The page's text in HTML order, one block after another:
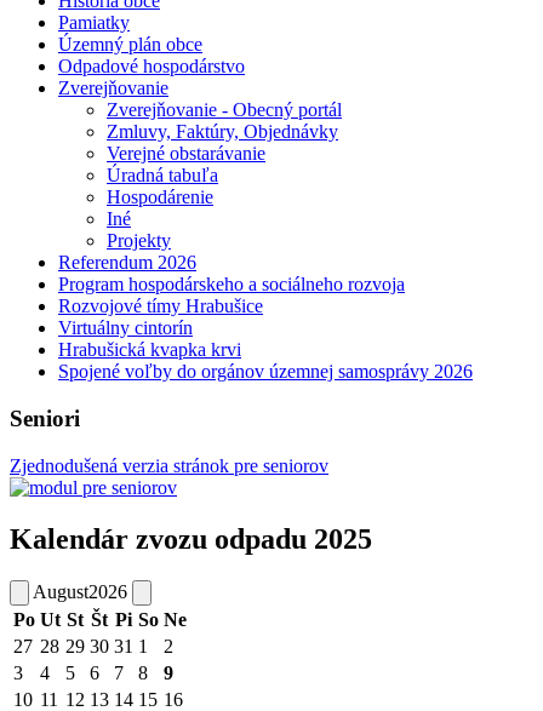
Pamiatky
Územný plán obce
Odpadové hospodárstvo
Zverejňovanie
Zverejňovanie - Obecný portál
Zmluvy, Faktúry, Objednávky
Verejné obstarávanie
Úradná tabuľa
Hospodárenie
Iné
Projekty
Referendum 2026
Program hospodárskeho a sociálneho rozvoja
Rozvojové tímy Hrabušice
Virtuálny cintorín
Hrabušická kvapka krvi
Spojené voľby do orgánov územnej samosprávy 2026
Seniori
Zjednodušená verzia stránok pre seniorov
Kalendár zvozu odpadu 2025
August2026
Po Ut St Št Pi So Ne
27 28 29 30 31 1
2
3
4 5 6 7 8
9
10 11 12 13 14 15 16